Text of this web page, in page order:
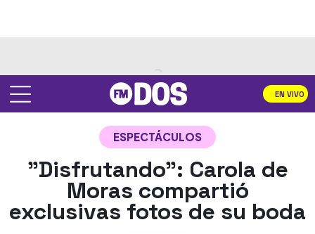
EN VIVO
ESPECTÁCULOS
"Disfrutando": Carola de
Moras compartió
exclusivas fotos de su boda